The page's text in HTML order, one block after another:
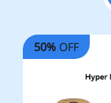
50% OFF